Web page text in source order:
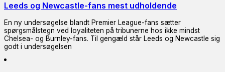
Leeds og Newcastle-fans mest udholdende
En ny undersøgelse blandt Premier League-fans sætter
spørgsmålstegn ved loyaliteten på tribunerne hos ikke mindst
Chelsea- og Burnley-fans. Til gengæld står Leeds og Newcastle sig
godt i undersøgelsen